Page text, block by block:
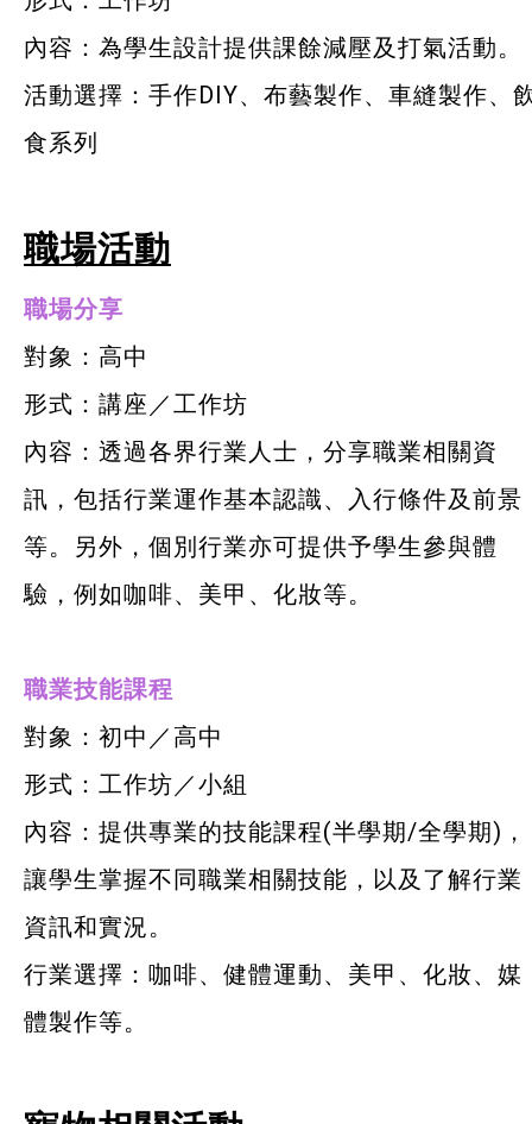
內容：為學生設計提供課餘減壓及打氣活動。
活動選擇：手作DIY、布藝製作、車縫製作、
食系列
職場活動
職場分享
對象：高中
形式：講座／工作坊
內容：透過各界行業人士，分享職業相關資
訊，包括行業運作基本認識、入行條件及前景
等。另外，個別行業亦可提供予學生參與體
驗，例如咖啡、美甲、化妝等。
職業技能課程
對象：初中／高中
形式：工作坊／小組
內容：提供專業的技能課程(半學期/全學期)，
讓學生掌握不同職業相關技能，以及了解行業
資訊和實況。
行業選擇：咖啡、健體運動、美甲、化妝、媒
體製作等。